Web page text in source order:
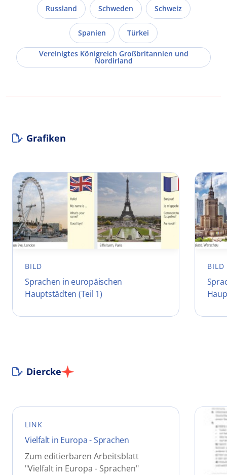
Russland Schweden Schweiz
Spanien Türkei
Vereinigtes Königreich Großbritannien und
Nordirland
Grafiken
BILD
Sprachen in europäischen
Hauptstädten (Teil 1)
BILD
Diercke
LINK
Vielfalt in Europa - Sprachen
Zum editierbaren Arbeitsblatt
"Vielfalt in Europa - Sprachen"